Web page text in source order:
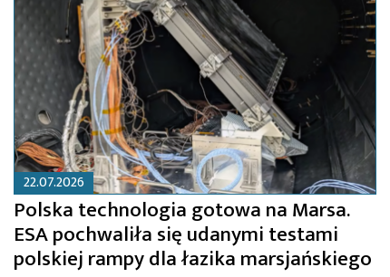
22.07.2026
Polska technologia gotowa na Marsa.
ESA pochwaliła się udanymi testami
polskiej rampy dla łazika marsjańskiego